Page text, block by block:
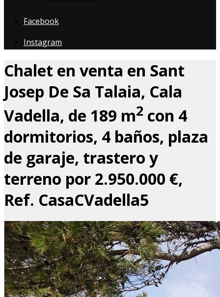
Facebook
Instagram
Chalet en venta en Sant
Josep De Sa Talaia, Cala
Vadella, de 189 m2 con 4
dormitorios, 4 baños, plaza
de garaje, trastero y
terreno por 2.950.000 €,
Ref. CasaCVadella5